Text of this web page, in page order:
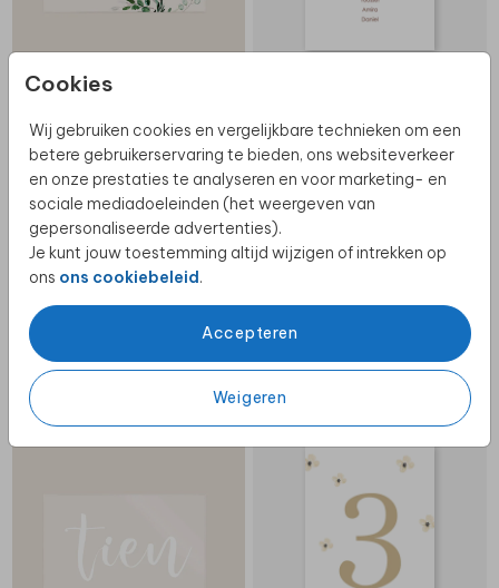
Cookies
Wij gebruiken cookies en vergelijkbare technieken om een
betere gebruikerservaring te bieden, ons websiteverkeer
en onze prestaties te analyseren en voor marketing- en
sociale mediadoeleinden (het weergeven van
gepersonaliseerde advertenties).
Je kunt jouw toestemming altijd wijzigen of intrekken op
ons ons cookiebeleid.
Accepteren
Weigeren
ACRYL